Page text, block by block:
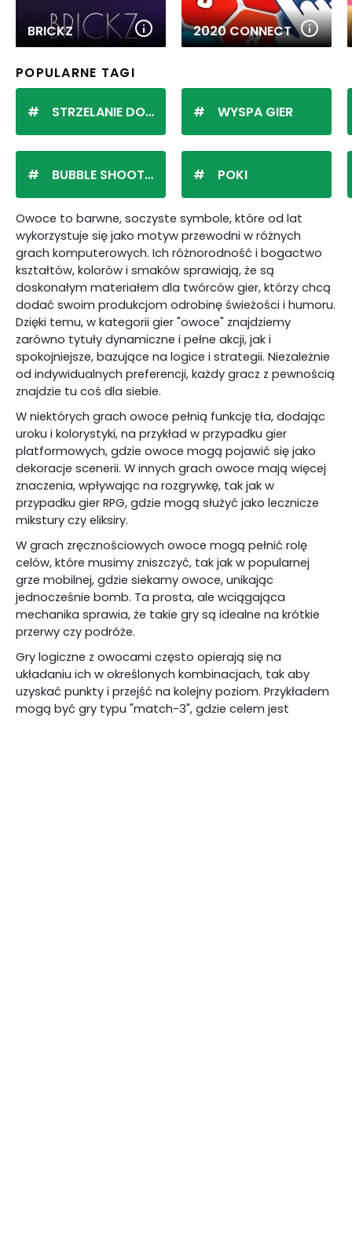
BRICKZ 2020 CONNECT
POPULARNE TAGI
STRZELANIE DO KULEK
BUBBLE SHOOTER
WYSPA GIER
POKI
Owoce to barwne, soczyste symbole, które od lat
wykorzystuje się jako motyw przewodni w różnych
grach komputerowych. Ich różnorodność i bogactwo
kształtów, kolorów i smaków sprawiają, że są
doskonałym materiałem dla twórców gier, którzy chcą
dodać swoim produkcjom odrobinę świeżości i humoru.
Dzięki temu, w kategorii gier "owoce" znajdziemy
zarówno tytuły dynamiczne i pełne akcji, jak i
spokojniejsze, bazujące na logice i strategii. Niezależnie
od indywidualnych preferencji, każdy gracz z pewnością
znajdzie tu coś dla siebie.
W niektórych grach owoce pełnią funkcję tła, dodając
uroku i kolorystyki, na przykład w przypadku gier
platformowych, gdzie owoce mogą pojawić się jako
dekoracje scenerii. W innych grach owoce mają więcej
znaczenia, wpływając na rozgrywkę, tak jak w
przypadku gier RPG, gdzie mogą służyć jako lecznicze
mikstury czy eliksiry.
W grach zręcznościowych owoce mogą pełnić rolę
celów, które musimy zniszczyć, tak jak w popularnej
grze mobilnej, gdzie siekamy owoce, unikając
jednocześnie bomb. Ta prosta, ale wciągająca
mechanika sprawia, że takie gry są idealne na krótkie
przerwy czy podróże.
Gry logiczne z owocami często opierają się na
układaniu ich w określonych kombinacjach, tak aby
uzyskać punkty i przejść na kolejny poziom. Przykładem
mogą być gry typu "match-3", gdzie celem jest